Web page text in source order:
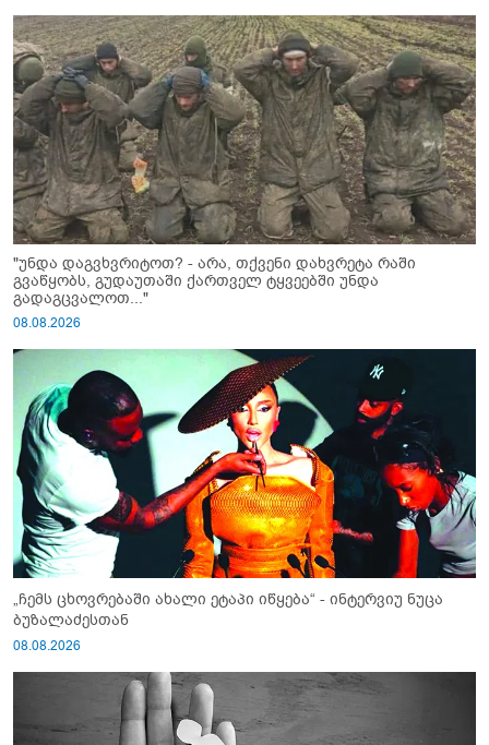
"უნდა დაგვხვრიტოთ? - არა, თქვენი დახვრეტა რაში
გვაწყობს, გუდაუთაში ქართველ ტყვეებში უნდა
გადაგცვალოთ..."
08.08.2026
„ჩემს ცხოვრებაში ახალი ეტაპი იწყება“ - ინტერვიუ ნუცა
ბუზალაძესთან
08.08.2026